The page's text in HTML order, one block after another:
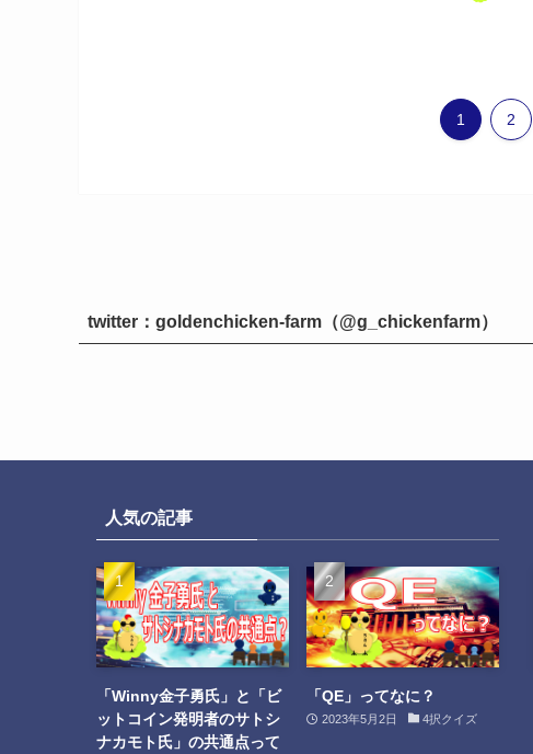
1 2
twitter：goldenchicken-farm（@g_chickenfarm）
人気の記事
「Winny金子勇氏」と「ビ
ットコイン発明者のサトシ
ナカモト氏」の共通点って
「QE」ってなに？
2023年5月2日 4択クイズ